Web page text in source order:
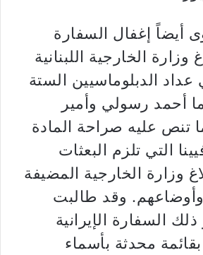
إغفال السفارة
وزارة الخارجية اللبنانية
الدبلوماسيين الستة
أحمد رسولي وأمير
تنص عليه صراحة المادة
التي تلزم البعثات
وزارة الخارجية المضيفة
وأوضاعهم. وقد طالبت
السفارة الإيرانية
محدثة بأسماء